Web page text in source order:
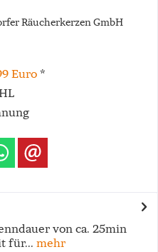
Räucherkerzen GmbH
Euro*
von ca. 25min
für... mehr